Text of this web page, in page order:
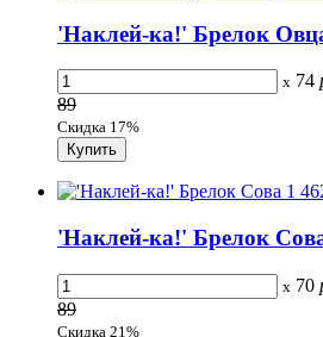
'Наклей-ка!' Брелок
x 74
89
Скидка 17%
'Наклей-ка!' Брелок
x 70
89
Скидка 21%